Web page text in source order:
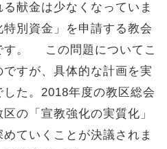
献金は少なくなっていま
別資金」を申請する教会
す。 この問題についてこ
すが、具体的な計画を実
た。2018年度の教区総会
の「宣教強化の実質化」
ていくことが決議されま